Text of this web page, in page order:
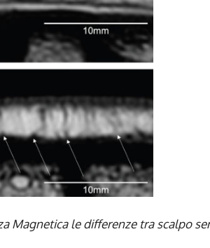
Magnetica le differenze tra scalpo